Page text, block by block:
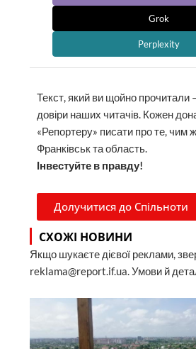
Grok
Perplexity
Текст, який ви щойно прочитали
довіри наших читачів. Кожен
«Репортеру» писати про те, чим
Франківськ та область.
Інвестуйте в правду!
Долучитися до Спільноти
СХОЖІ НОВИНИ
Якщо шукаєте дієвої реклами,
reklama@report.if.ua. Умови й